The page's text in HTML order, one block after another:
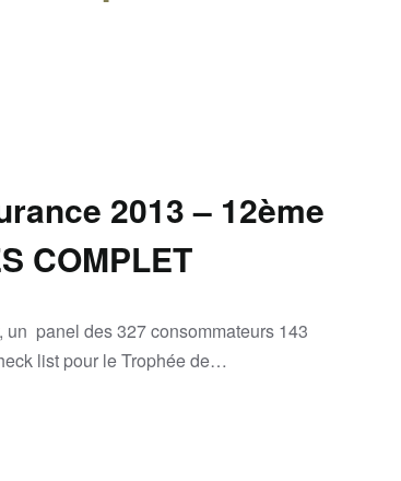
2013 – 12ème
COMPLET
un panel des 327 consommateurs 143
list pour le Trophée de…